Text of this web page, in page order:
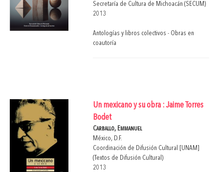
Secretaría de Cultura de Michoacán (SECUM)
2013
Antologías y libros colectivos - Obras en
coautoría
Un mexicano y su obra : Jaime Torres
Bodet
Carballo, Emmanuel
México, D.F.
Coordinación de Difusión Cultural [UNAM]
(Textos de Difusión Cultural)
2013